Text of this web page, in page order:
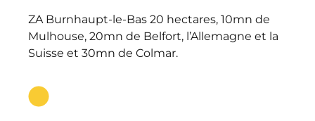
ZA Burnhaupt-le-Bas 20 hectares, 10mn de
Mulhouse, 20mn de Belfort, l’Allemagne et la
Suisse et 30mn de Colmar.